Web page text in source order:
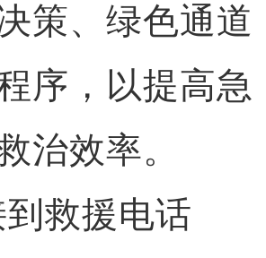
策、绿色通道
序，以提高急
治效率。
救援电话